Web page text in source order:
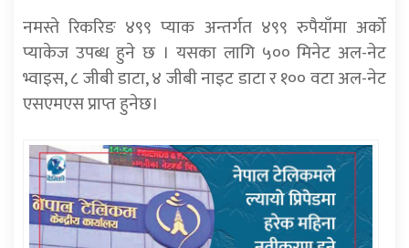
नमस्ते रिकरिङ ४९९ प्याक अन्तर्गत ४९९ रुपैयाँमा अर्को
प्याकेज उपब्ध हुने छ । यसका लागि ५०० मिनेट अल-नेट
भ्वाइस, ८ जीबी डाटा, ४ जीबी नाइट डाटा र १०० वटा अल-नेट
एसएमएस प्राप्त हुनेछ।